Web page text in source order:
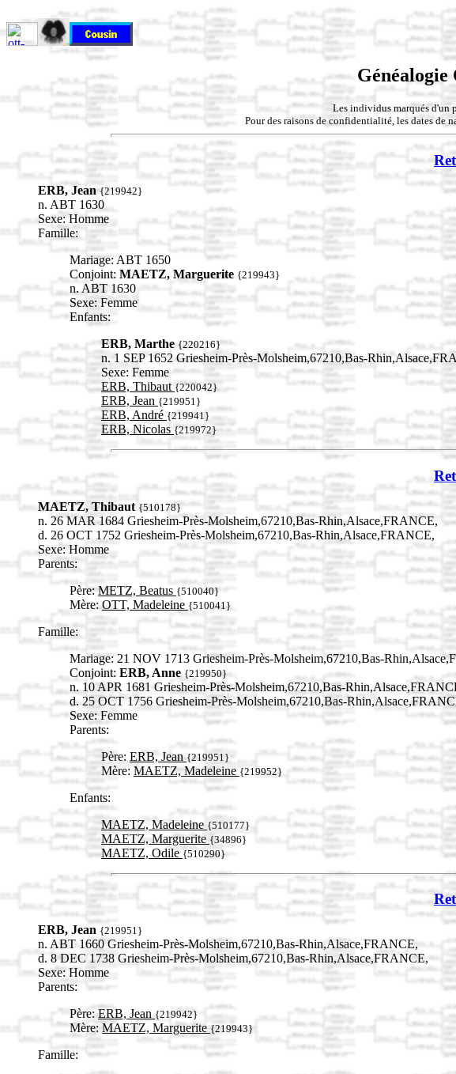
Les individus marqués d'un
Pour des raisons de confidentialité, les dates de
ERB, Jean{219942}
n. ABT 1630
Sexe: Homme
Famille:
Mariage: ABT 1650
Conjoint: MAETZ, Marguerite {219943}
n. ABT 1630
Sexe: Femme
Enfants:
ERB, Marthe {220216}
n. 1 SEP 1652 Griesheim-Près-Molsheim,67210,Bas-
Sexe: Femme
ERB, Thibaut {220042}
ERB, Jean {219951}
ERB, André {219941}
ERB, Nicolas {219972}
MAETZ, Thibaut {510178}
n. 26 MAR 1684 Griesheim-Près-Molsheim,67210,Bas-Rhin,Alsace,FRANCE,
d. 26 OCT 1752 Griesheim-Près-Molsheim,67210,Bas-Rhin,Alsace,FRANCE,
Sexe: Homme
Parents:
Père:METZ, Beatus {510040}
Mère:OTT, Madeleine {510041}
Famille:
Mariage: 21 NOV 1713 Griesheim-Près-Molsheim,67210,Bas-
Conjoint: ERB, Anne {219950}
n. 10 APR 1681 Griesheim-Près-Molsheim,67210,Bas-
d. 25 OCT 1756 Griesheim-Près-Molsheim,67210,Bas-
Sexe: Femme
Parents:
Père: ERB, Jean{219951}
Mère: MAETZ, Madeleine {219952}
Enfants:
MAETZ, Madeleine {510177}
MAETZ, Marguerite {34896}
MAETZ, Odile {510290}
ERB, Jean {219951}
n. ABT 1660 Griesheim-Près-Molsheim,67210,Bas-Rhin,Alsace,FRANCE,
d. 8 DEC 1738 Griesheim-Près-Molsheim,67210,Bas-Rhin,Alsace,FRANCE,
Sexe: Homme
Parents:
Père:ERB, Jean {219942}
Mère: MAETZ, Marguerite{219943}
Famille: